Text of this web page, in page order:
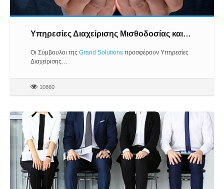
Υπηρεσίες Διαχείρισης Μισθοδοσίας και…
Οι Σύμβουλοι της Grand Solutionsπροσφέρουν Υπηρεσίες
Διαχείρισης…
10860